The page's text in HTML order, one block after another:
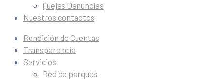
Quejas Denuncias
Nuestros contactos
Rendición de Cuentas
Transparencia
Servicios
Red de parques